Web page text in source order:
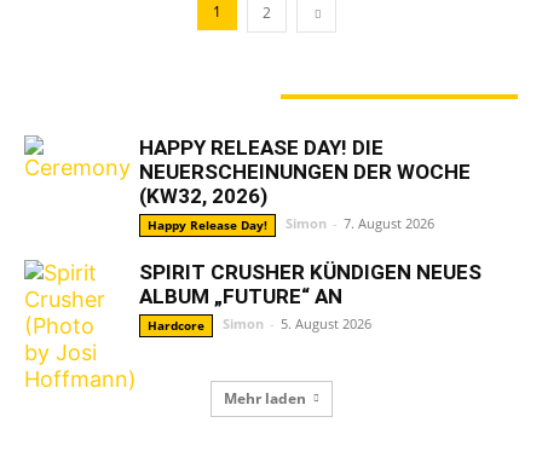
1 2
HAPPY RELEASE DAY! DIE
NEUERSCHEINUNGEN DER WOCHE
(KW32, 2026)
Happy Release Day! Simon - 7. August 2026
SPIRIT CRUSHER KÜNDIGEN NEUES
ALBUM „FUTURE“ AN
Hardcore Simon - 5. August 2026
Mehr laden